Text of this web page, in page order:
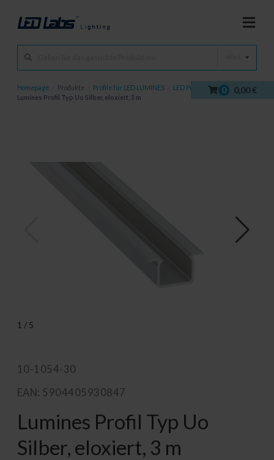
0 0,00 €
Homepage Produkte Profile für LED LUMINES LED Profile
/
Lumines Profil Typ Uo Silber, eloxiert, 3 m
1 / 5
10-1054-30
EAN: 5904405930847
Lumines Profil Typ Uo
Silber, eloxiert, 3 m